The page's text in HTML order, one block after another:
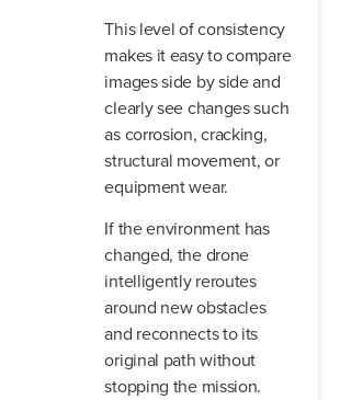
This level of consistency
makes it easy to compare
images side by side and
clearly see changes such
as corrosion, cracking,
structural movement, or
equipment wear.
If the environment has
changed, the drone
intelligently reroutes
around new obstacles
and reconnects to its
original path without
stopping the mission.